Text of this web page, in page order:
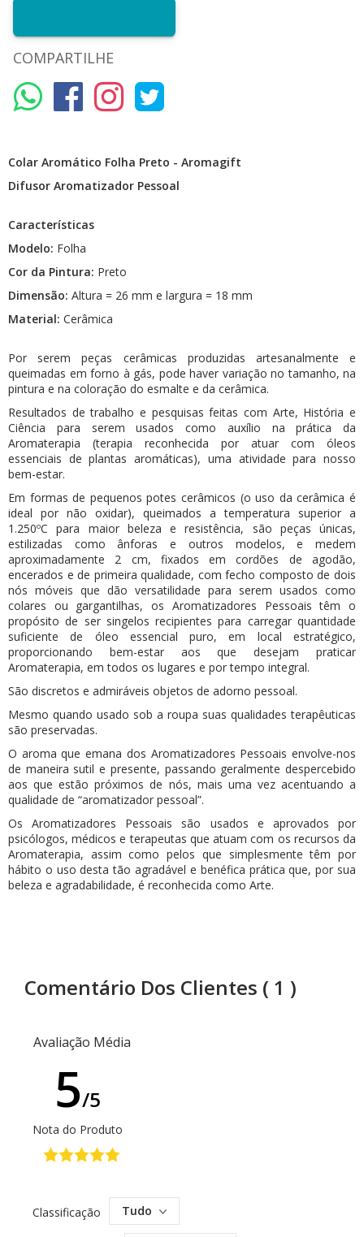
COMPARTILHE
Colar Aromático Folha Preto - Aromagift
Difusor Aromatizador Pessoal
Características
Modelo: Folha
Cor da Pintura: Preto
Dimensão: Altura = 26 mm e largura = 18 mm
Material: Cerâmica
Por serem peças cerâmicas produzidas artesanalmente e
queimadas em forno à gás, pode haver variação no tamanho, na
pintura e na coloração do esmalte e da cerâmica.
Resultados de trabalho e pesquisas feitas com Arte, História e
Ciência para serem usados como auxílio na prática da
Aromaterapia (terapia reconhecida por atuar com óleos
essenciais de plantas aromáticas), uma atividade para nosso
bem-estar.
Em formas de pequenos potes cerâmicos (o uso da cerâmica é
ideal por não oxidar), queimados a temperatura superior a
1.250ºC para maior beleza e resistência, são peças únicas,
estilizadas como ânforas e outros modelos, e medem
aproximadamente 2 cm, fixados em cordões de agodão,
encerados e de primeira qualidade, com fecho composto de dois
nós móveis que dão versatilidade para serem usados como
colares ou gargantilhas, os Aromatizadores Pessoais têm o
propósito de ser singelos recipientes para carregar quantidade
suficiente de óleo essencial puro, em local estratégico,
proporcionando bem-estar aos que desejam praticar
Aromaterapia, em todos os lugares e por tempo integral.
São discretos e admiráveis objetos de adorno pessoal.
Mesmo quando usado sob a roupa suas qualidades terapêuticas
são preservadas.
O aroma que emana dos Aromatizadores Pessoais envolve-nos
de maneira sutil e presente, passando geralmente despercebido
aos que estão próximos de nós, mais uma vez acentuando a
qualidade de “aromatizador pessoal”.
Os Aromatizadores Pessoais são usados e aprovados por
psicólogos, médicos e terapeutas que atuam com os recursos da
Aromaterapia, assim como pelos que simplesmente têm por
hábito o uso desta tão agradável e benéfica prática que, por sua
beleza e agradabilidade, é reconhecida como Arte.
Comentário Dos Clientes ( 1 )
Avaliação Média
5/5
Nota do Produto
Classificação Tudo